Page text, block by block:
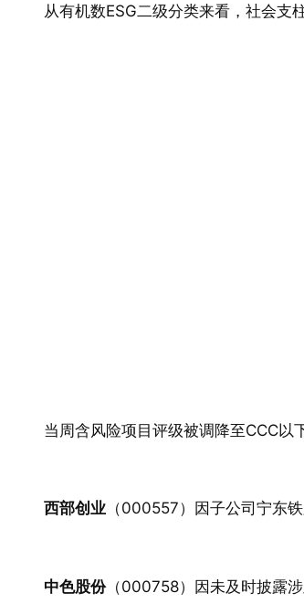
从有机数ESG二级分类来看，社会支
当周含风险项目评级被调降至CCC以
西部创业 （000557）因子公司宁东
中色股份（000758）因未及时披露涉